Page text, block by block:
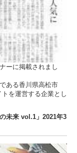
ーに掲載されまし
ある香川県高松市
を運営する企業とし
未来 vol.1」2021年3